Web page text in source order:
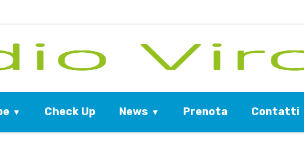
Check Up News Prenota Contatti